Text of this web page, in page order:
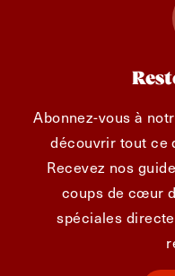
Abonnez-vous à
découvrir tout ce
Recevez nos
coups de cœur
spéciales